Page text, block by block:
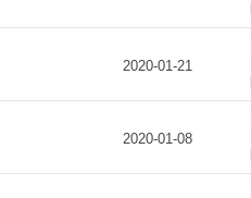
2020-01-21
2020-01-08